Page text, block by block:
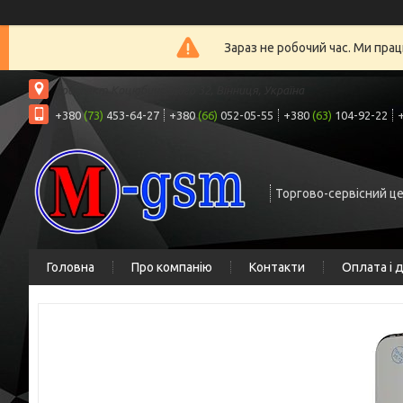
Зараз не робочий час. Ми
проспект Коцюбинського 32, Вінниця, Україна
+380(73) 453-64-27 +380(66) 052-05-55 +380 (63) 104-92-22
Торгово-сервісний
Головна Про компанію Контакти Оплата і